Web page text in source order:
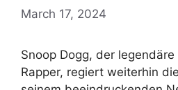
March 17, 2024
Snoop Dogg, der
Rapper, regiert weiterhin